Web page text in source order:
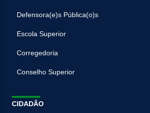
Defensora(e)s Pública(o)s
Escola Superior
Corregedoria
Conselho Superior
CIDADÃO